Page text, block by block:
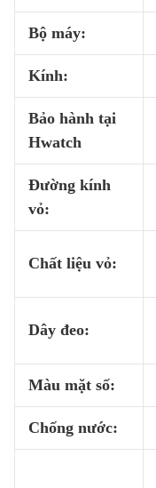
Bộ máy:
Kính:
Bảo hành tại
Hwatch
Đường kính
vỏ:
Chất liệu vỏ:
Dây đeo:
Màu mặt số:
Chống nước: